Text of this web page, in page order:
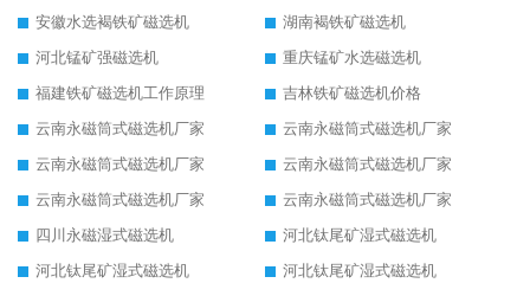
安徽水选褐铁矿磁选机
湖南褐铁矿磁选机
河北锰矿强磁选机
重庆锰矿水选磁选机
福建铁矿磁选机工作原理
吉林铁矿磁选机价格
云南永磁筒式磁选机厂家
云南永磁筒式磁选机厂家
云南永磁筒式磁选机厂家
云南永磁筒式磁选机厂家
云南永磁筒式磁选机厂家
云南永磁筒式磁选机厂家
四川永磁湿式磁选机
河北钛尾矿湿式磁选机
河北钛尾矿湿式磁选机
河北钛尾矿湿式磁选机